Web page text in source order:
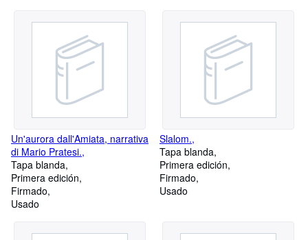
Un'aurora dall'Amiata, narrativa
di Mario Pratesi.,
Tapa blanda
Primera edición
Firmado
Usado
Slalom.,
Tapa blanda
Primera edición
Firmado
Usado